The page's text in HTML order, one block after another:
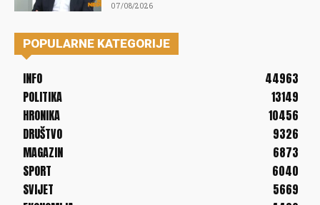
07/08/2026
POPULARNE KATEGORIJE
INFO
44963
POLITIKA
13149
HRONIKA
10456
DRUŠTVO
9326
MAGAZIN
6873
SPORT
6040
SVIJET
5669